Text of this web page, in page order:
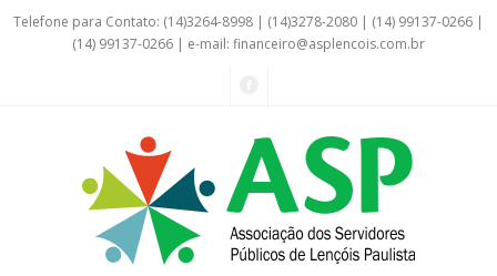
Telefone para Contato: (14)3264-8998 | (14)3278-2080 | (14) 99137-0266 |
(14) 99137-0266 | e-mail: financeiro@asplencois.com.br